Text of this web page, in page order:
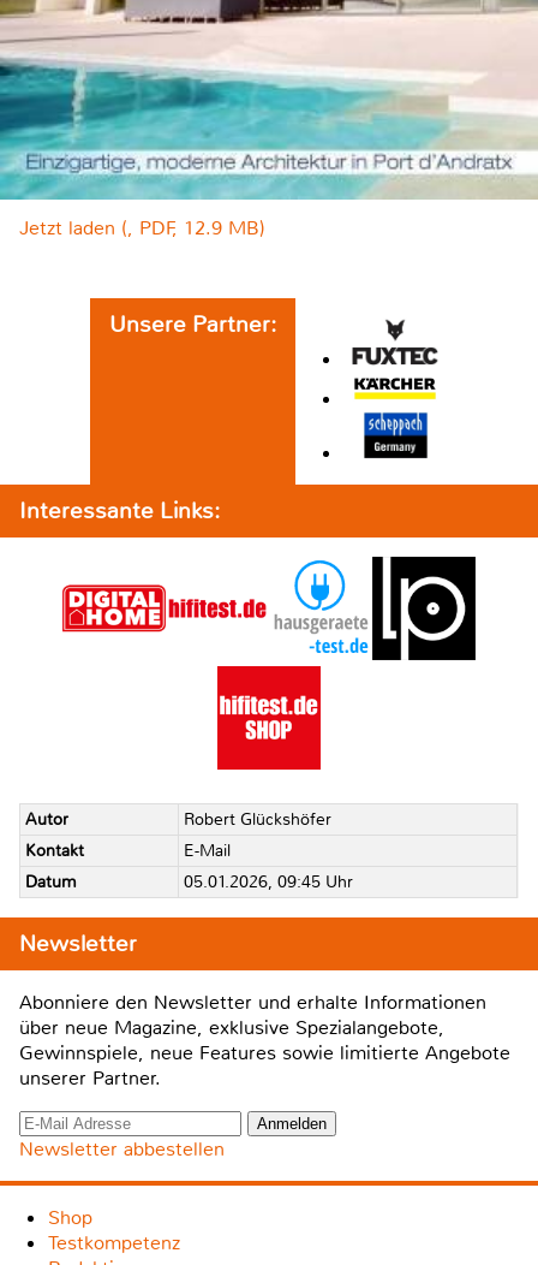
Jetzt laden (, PDF, 12.9 MB)
Unsere Partner:
Interessante Links:
Autor
Robert Glückshöfer
Kontakt
E-Mail
Datum
05.01.2026, 09:45 Uhr
Newsletter
Abonniere den Newsletter und erhalte Informationen
über neue Magazine, exklusive Spezialangebote,
Gewinnspiele, neue Features sowie limitierte Angebote
unserer Partner.
Newsletter abbestellen
Shop
Testkompetenz